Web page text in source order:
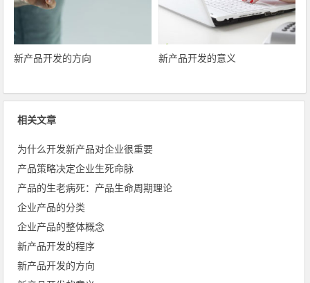
新产品开发的方向 新产品开发的意义
相关文章
为什么开发新产品对企业很重要
产品策略决定企业生死命脉
产品的生老病死：产品生命周期理论
企业产品的分类
企业产品的整体概念
新产品开发的程序
新产品开发的方向